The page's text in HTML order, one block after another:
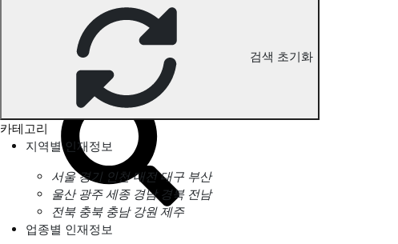
업체 서비스 관리
개인 서비스 관리
사하 슈얼마사지 구직정보
검색 초기화
카테고리
지역별 인재정보
서울 경기 인천 대전 대구 부산
울산 광주 세종 경남 경북 전남
전북 충북 충남 강원 제주
업종별 인재정보